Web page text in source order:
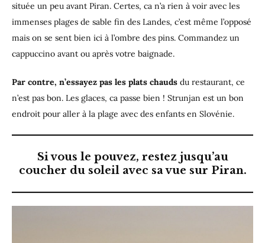
située un peu avant Piran. Certes, ca n’a rien à voir avec les
immenses plages de sable fin des Landes, c’est même l’opposé
mais on se sent bien ici à l’ombre des pins. Commandez un
cappuccino avant ou après votre baignade.
Par contre, n’essayez pas les plats chauds du restaurant, ce
n’est pas bon. Les glaces, ca passe bien ! Strunjan est un bon
endroit pour aller à la plage avec des enfants en Slovénie.
Si vous le pouvez, restez jusqu’au
coucher du soleil avec sa vue sur Piran.